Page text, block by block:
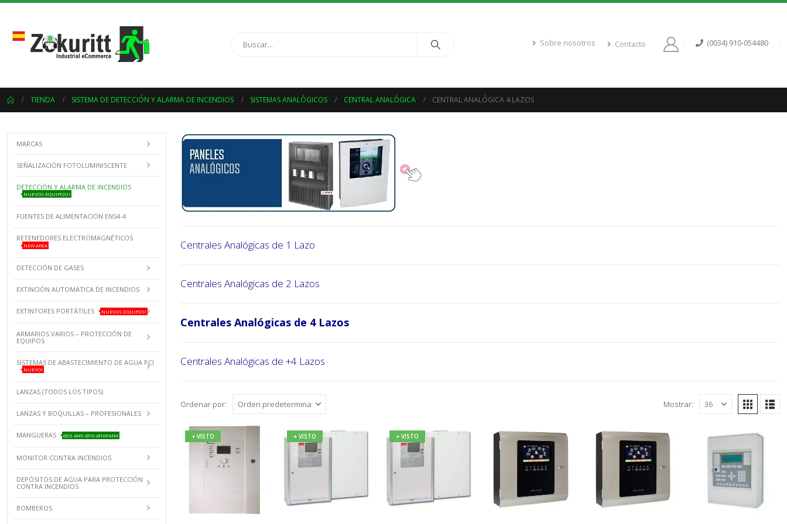
Sobre nosotros Contacto (0034) 910-054480
TIENDA SISTEMA DE DETECCIÓN Y ALARMA DE INCENDIOS SISTEMAS ANALÓGICOS CENTRAL ANALÓGICA CENTRAL ANALÓGICA 4 LAZOS
Centrales Analógicas de 1 Lazo
Centrales Analógicas de 2 Lazos
Centrales Analógicas de 4 Lazos
Centrales Analógicas de +4 Lazos
Ordenar por: Mostrar:
+ VISTO + VISTO + VISTO
MARCAS
SEÑALIZACIÓN FOTOLUMINISCENTE
DETECCIÓN Y ALARMA DE INCENDIOS
NUEVOS EQUIPOS!!
FUENTES DE ALIMENTACIÓN EN54-4
RETENEDORES ELECTROMAGNÉTICOS
NEW AREA
DETECCIÓN DE GASES
EXTINCIÓN AUTOMÁTICA DE INCENDIOS
EXTINTORES PORTÁTILES NUEVOS EQUIPOS!
ARMARIOS VARIOS – PROTECCIÓN DE
EQUIPOS
SISTEMAS DE ABASTECIMIENTO DE AGUA PCI
NUEVO!
LANZAS (TODOS LOS TIPOS)
LANZAS Y BOQUILLAS – PROFESIONALES
MANGUERAS Ø25-Ø45-Ø70-Ø100MM
MONITOR CONTRA INCENDIOS
DEPÓSITOS DE AGUA PARA PROTECCIÓN
CONTRA INCENDIOS
BOMBEROS